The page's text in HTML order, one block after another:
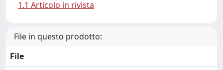
1.1 Articolo in rivista
File in questo prodotto:
File